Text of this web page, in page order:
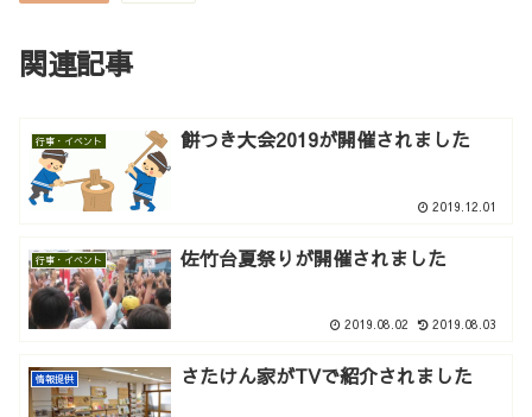
関連記事
行事・イベント 餅つき大会2019が開催されました
2019.12.01
行事・イベント 佐竹台夏祭りが開催されました
2019.08.02 2019.08.03
情報提供 さたけん家がTVで紹介されました